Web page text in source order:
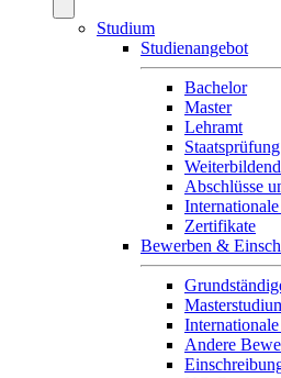
Studium
Studienangebot
Bachelor
Master
Lehramt
Staatsprüfung
Abschlüsse
Zertifikate
Bewerben &
Andere